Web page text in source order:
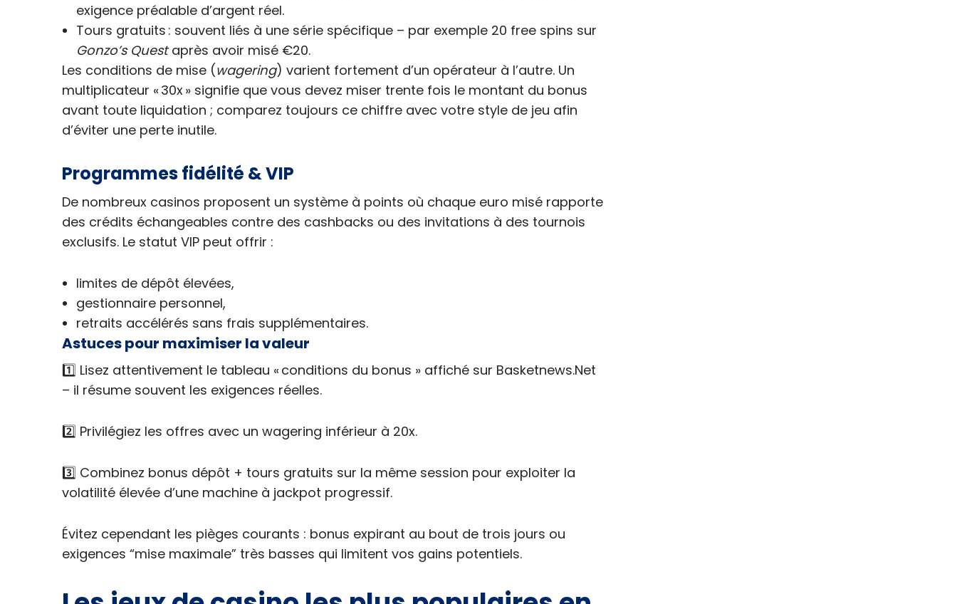
exigence préalable d’argent réel.
Tours gratuits : souvent liés à une série spécifique – par exemple 20 free spins sur
Gonzo’s Questaprès avoir misé €20.
Les conditions de mise (wagering) varient fortement d’un opérateur à l’autre. Un
multiplicateur « 30x » signifie que vous devez miser trente fois le montant du bonus
avant toute liquidation ; comparez toujours ce chiffre avec votre style de jeu afin
d’éviter une perte inutile.
Programmes fidélité & VIP
De nombreux casinos proposent un système à points où chaque euro misé rapporte
des crédits échangeables contre des cashbacks ou des invitations à des tournois
exclusifs. Le statut VIP peut offrir :
limites de dépôt élevées,
gestionnaire personnel,
retraits accélérés sans frais supplémentaires.
Astuces pour maximiser la valeur
1️⃣ Lisez attentivement le tableau « conditions du bonus » affiché sur Basketnews.Net
– il résume souvent les exigences réelles.
2️⃣ Privilégiez les offres avec un wagering inférieur à 20x.
3️⃣ Combinez bonus dépôt + tours gratuits sur la même session pour exploiter la
volatilité élevée d’une machine à jackpot progressif.
Évitez cependant les pièges courants : bonus expirant au bout de trois jours ou
exigences “mise maximale” très basses qui limitent vos gains potentiels.